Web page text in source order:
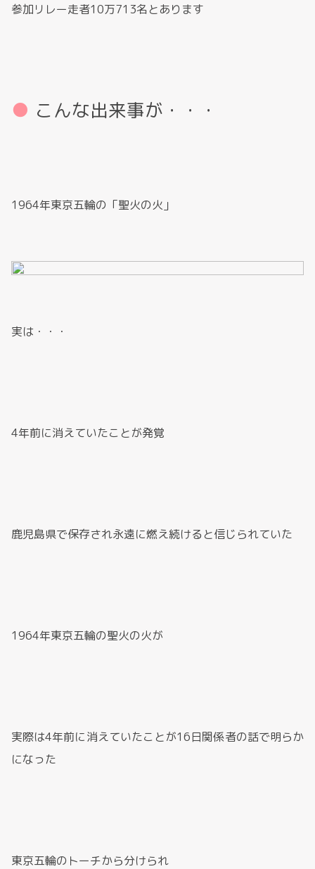
参加リレー走者10万713名とあります
こんな出来事が・・・
1964年東京五輪の「聖火の火」
実は・・・
4年前に消えていたことが発覚
鹿児島県で保存され永遠に燃え続けると信じられていた
1964年東京五輪の聖火の火が
実際は4年前に消えていたことが16日関係者の話で明らか
になった
東京五輪のトーチから分けられ